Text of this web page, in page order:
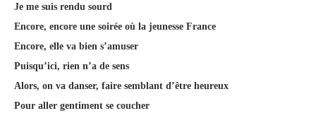
Je me suis rendu sourd
Encore, encore une soirée où la jeunesse France
Encore, elle va bien s’amuser
Puisqu’ici, rien n’a de sens
Alors, on va danser, faire semblant d’être heureux
Pour aller gentiment se coucher